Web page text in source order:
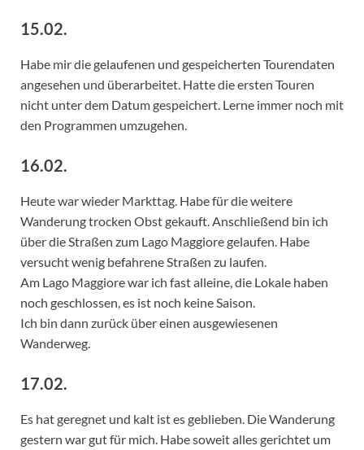
15.02.
Habe mir die gelaufenen und gespeicherten Tourendaten
angesehen und überarbeitet. Hatte die ersten Touren
nicht unter dem Datum gespeichert. Lerne immer noch mit
den Programmen umzugehen.
16.02.
Heute war wieder Markttag. Habe für die weitere
Wanderung trocken Obst gekauft. Anschließend bin ich
über die Straßen zum Lago Maggiore gelaufen. Habe
versucht wenig befahrene Straßen zu laufen.
Am Lago Maggiore war ich fast alleine, die Lokale haben
noch geschlossen, es ist noch keine Saison.
Ich bin dann zurück über einen ausgewiesenen
Wanderweg.
17.02.
Es hat geregnet und kalt ist es geblieben. Die Wanderung
gestern war gut für mich. Habe soweit alles gerichtet um